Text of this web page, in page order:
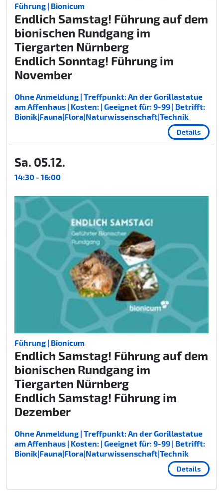
Führung | Bionicum
Endlich Samstag! Führung auf dem
bionischen Rundgang im
Tiergarten Nürnberg
Endlich Sonntag! Führung im
November
Ohne Anmeldung | Treffpunkt: An der Gorillastatue
am Affenhaus | Kosten: | Geeignet für: 9-99 | Betrifft:
Bionik|Fauna|Flora|Naturwissenschaft|Technik
Details
Sa. 05.12.
14:30 - 16:00
Führung | Bionicum
Endlich Samstag! Führung auf dem
bionischen Rundgang im
Tiergarten Nürnberg
Endlich Samstag! Führung im
Dezember
Ohne Anmeldung | Treffpunkt: An der Gorillastatue
am Affenhaus | Kosten: | Geeignet für: 9-99 | Betrifft:
Bionik|Fauna|Flora|Naturwissenschaft|Technik
Details